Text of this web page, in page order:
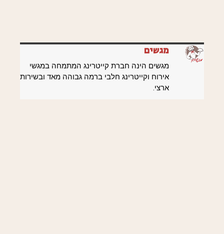
מגשים
מגשים הינה חברת קייטרינג המתמחה במגשי
אירוח וקייטרינג חלבי ברמה גבוהה מאד ובשירות
ארצי.